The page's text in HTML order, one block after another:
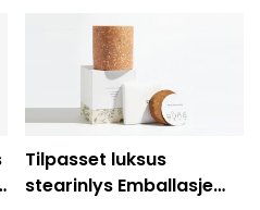
Tilpasset luksus
stearinlys Emballasje